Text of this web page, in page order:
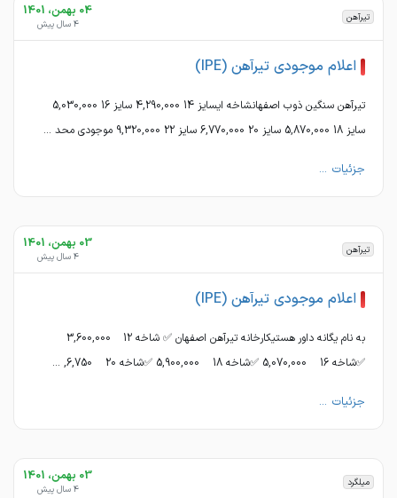
تیرآهن 04 بهمن، 1401
4 سال پیش
اعلام موجودی تیرآهن (IPE)
تیرآهن سنگین ذوب اصفهانشاخه ایسایز 14 4,290,000 سایز 16 5,030,000
سایز 18 5,870,000 سایز 20 6,770,000 سایز 22 9,320,000 موجودی محد ...
جزئیات ...
تیرآهن 03 بهمن، 1401
4 سال پیش
اعلام موجودی تیرآهن (IPE)
به نام یگانه داور هستیکارخانه تیرآهن اصفهان ✅ شاخه 12 3,600,000
✅شاخه 16 5,070,000 ✅شاخه 18 5,900,000 ✅شاخه 20 6,750, ...
جزئیات ...
میلگرد 03 بهمن، 1401
4 سال پیش